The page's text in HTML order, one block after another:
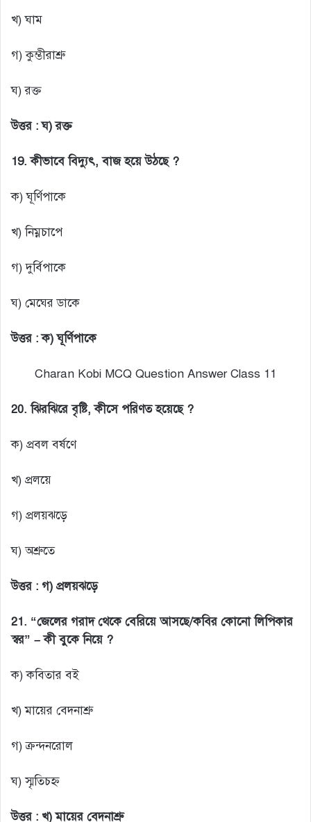
খ) ঘাম
গ) কুম্ভীরাশ্রু
ঘ) রক্ত
উত্তর :ঘ) রক্ত
19. কীভাবে বিদ্যুৎ, বাজ হয়ে উঠছে ?
ক) ঘূর্ণিপাকে
খ) নিম্নচাপে
গ) দুর্বিপাকে
ঘ) মেঘের ডাকে
উত্তর : ক) ঘূর্ণিপাকে
Charan Kobi MCQ Question Answer Class 11
20. ঝিরঝিরে বৃষ্টি, কীসে পরিণত হয়েছে ?
ক) প্রবল বর্ষণে
খ) প্রলয়ে
গ) প্রলয়ঝড়ে
ঘ) অশ্রুতে
উত্তর : গ) প্রলয়ঝড়ে
21. “জেলের গরাদ থেকে বেরিয়ে আসছে/কবির কোনো লিপিকার
স্বর” – কী বুকে নিয়ে ?
ক) কবিতার বই
খ) মায়ের বেদনাশ্রু
গ) ক্রন্দনরোল
ঘ) স্মৃতিচহ্ন
উত্তর : খ) মায়ের বেদনাশ্রু